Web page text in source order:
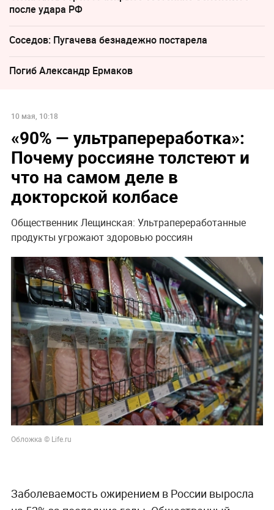
после удара РФ
Соседов: Пугачева безнадежно постарела
Погиб Александр Ермаков
10 мая, 10:18
«90% — ультрапереработка»:
Почему россияне толстеют и
что на самом деле в
докторской колбасе
Общественник Лещинская: Ультрапереработанные
продукты угрожают здоровью россиян
Обложка © Life.ru
Заболеваемость ожирением в России выросла